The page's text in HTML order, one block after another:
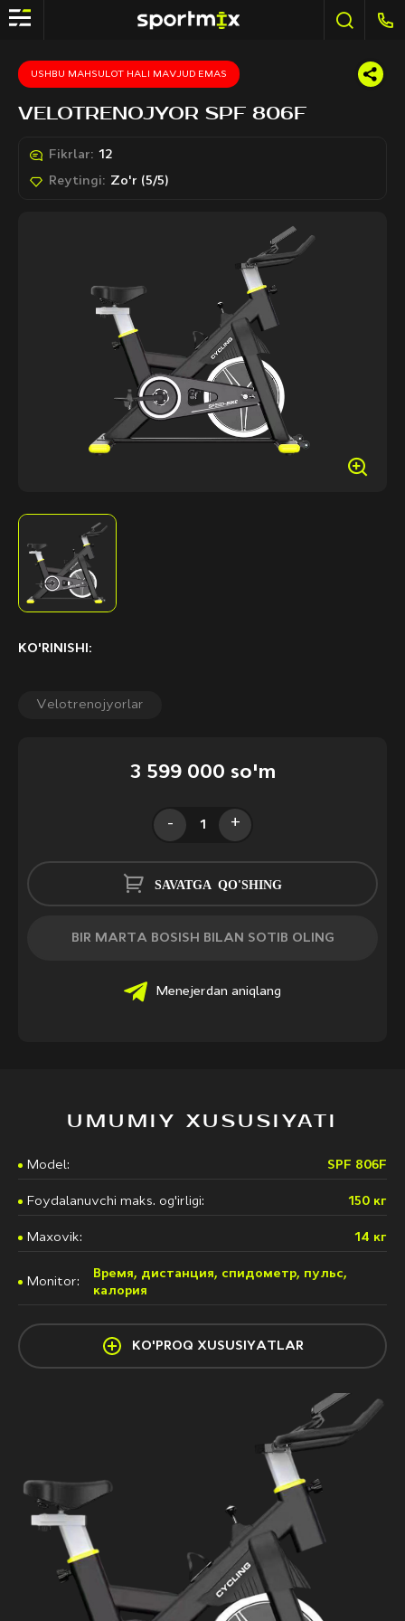
USHBU MAHSULOT HALI MAVJUD EMAS
VELOTRENOJYOR SPF 806F
Fikrlar: 12
Reytingi: Zo'r (5/5)
Velotrenojyorlar
KO'RINISHI:
3 599 000 so'm
- +
Menejerdan aniqlang
SAVATGA QO'SHING
BIR MARTA BOSISH BILAN SOTIB OLING
UMUMIY XUSUSIYATI
Model: SPF 806F
Foydalanuvchi maks. og'irligi: 150 кг
Maxovik: 14 кг
Monitor:
Время, дистанция, спидометр, пульс,
калория
KO'PROQ XUSUSIYATLAR